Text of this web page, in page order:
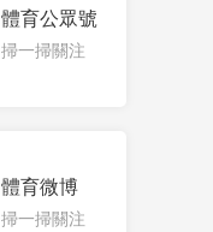
體育公眾號
掃一掃關注
體育微博
掃一掃關注